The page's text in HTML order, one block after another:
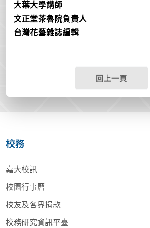
大葉大學講師
文正堂茶魯院負責人
台灣花藝雜誌編輯
回上一頁
校務
嘉大校訊
校園行事曆
校友及各界捐款
校務研究資訊平臺